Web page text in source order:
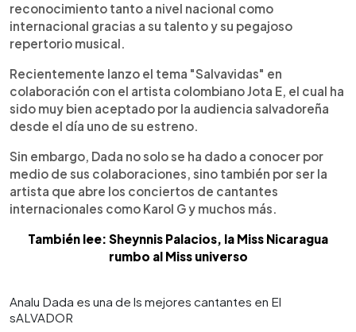
reconocimiento tanto a nivel nacional como
internacional gracias a su talento y su pegajoso
repertorio musical.
Recientemente lanzo el tema "Salvavidas" en
colaboración con el artista colombiano Jota E, el cual ha
sido muy bien aceptado por la audiencia salvadoreña
desde el día uno de su estreno.
Sin embargo, Dada no solo se ha dado a conocer por
medio de sus colaboraciones, sino también por ser la
artista que abre los conciertos de cantantes
internacionales como Karol G y muchos más.
También lee: Sheynnis Palacios, la Miss Nicaragua
rumbo al Miss universo
Analu Dada es una de ls mejores cantantes en El
sALVADOR